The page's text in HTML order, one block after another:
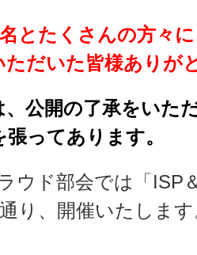
とたくさんの方々
ただいた皆様ありが
公開の了承をいた
ってあります。
ウド部会では「ISP
り、開催いたしま